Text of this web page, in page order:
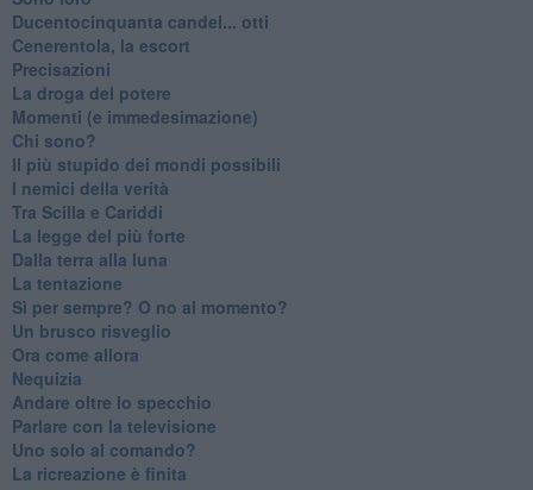
Ducentocinquanta candel... otti
Cenerentola, la escort
Precisazioni
La droga del potere
Momenti (e immedesimazione)
Chi sono?
Il più stupido dei mondi possibili
I nemici della verità
Tra Scilla e Cariddi
La legge del più forte
Dalla terra alla luna
La tentazione
​Sì per sempre? O no al momento?
Un brusco risveglio
Ora come allora
Nequizia
Andare oltre lo specchio
Parlare con la televisione
Uno solo al comando?
La ricreazione è finita